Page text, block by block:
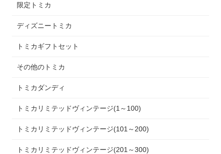
限定トミカ
ディズニートミカ
トミカギフトセット
その他のトミカ
トミカダンディ
トミカリミテッドヴィンテージ(1～100)
トミカリミテッドヴィンテージ(101～200)
トミカリミテッドヴィンテージ(201～300)